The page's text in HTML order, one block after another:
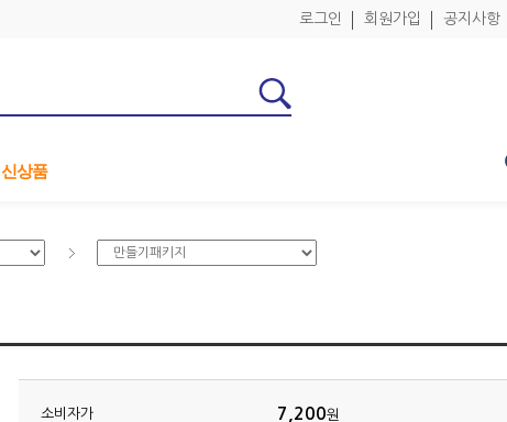
로그인 회원가입 공지사항
신상품
소비자가 7,200원